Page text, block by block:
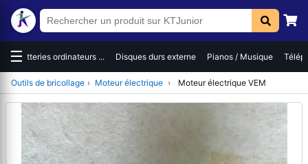
☰
Batteries ordinateurs ... Disques durs externe Pianos / Musique
Outils de bricollage › Moteur électrique › Moteur électrique VEM